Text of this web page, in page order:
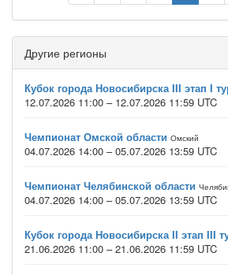
Другие регионы
Кубок города Новосибирска III этап I
12.07.2026 11:00 – 12.07.2026 11:59 UTC
Чемпионат Омской области Омский
04.07.2026 14:00 – 05.07.2026 13:59 UTC
Чемпионат Челябинской области
04.07.2026 14:00 – 05.07.2026 13:59 UTC
Кубок города Новосибирска II этап III
21.06.2026 11:00 – 21.06.2026 11:59 UTC